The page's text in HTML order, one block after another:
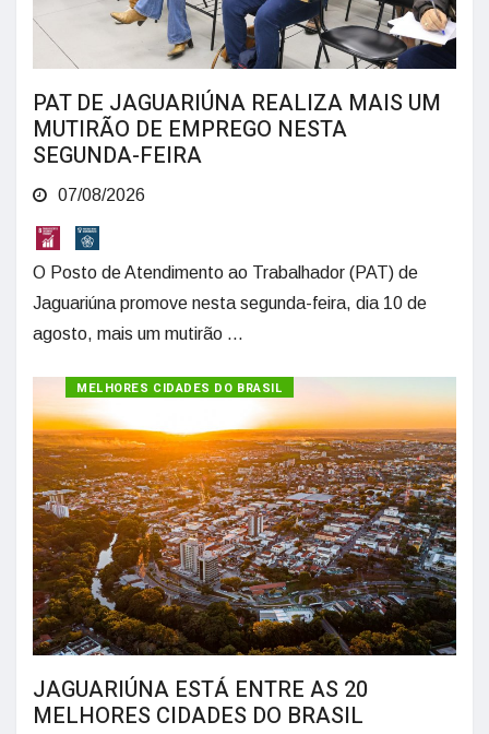
PAT DE JAGUARIÚNA REALIZA MAIS UM
MUTIRÃO DE EMPREGO NESTA
SEGUNDA-FEIRA
07/08/2026
O Posto de Atendimento ao Trabalhador (PAT) de
Jaguariúna promove nesta segunda-feira, dia 10 de
agosto, mais um mutirão ...
MELHORES CIDADES DO BRASIL
JAGUARIÚNA ESTÁ ENTRE AS 20
MELHORES CIDADES DO BRASIL